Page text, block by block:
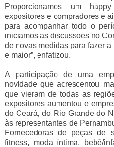
Proporcionamos um
expositores e compradores e
para acompanhar todo o
iniciamos as discussões no
de novas medidas para fazer
e maior”, enfatizou.
A participação de uma
novidade que acrescentou
que vieram de todas as
expositores aumentou e
do Ceará, do Rio Grande do
às representantes de
Fornecedoras de peças de
fitness, moda íntima, bebê/